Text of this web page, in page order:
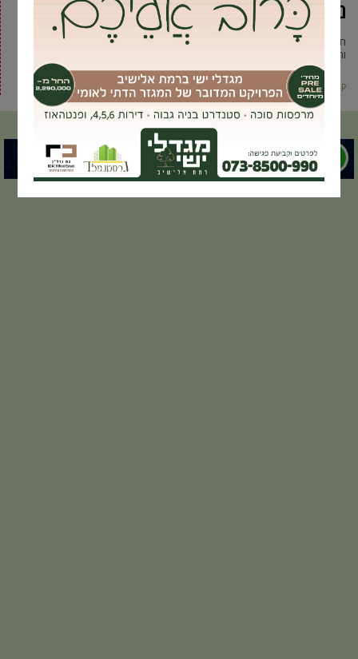
נפתחה
חה״כ מיכל וולדיגר הגיעה הבוקר יחד עם ראש עיריית גבעת שמואל יוסי ברודני
והממונים על החינוך בעיר לסיור לרגל פתיחת
קרא עוד ←